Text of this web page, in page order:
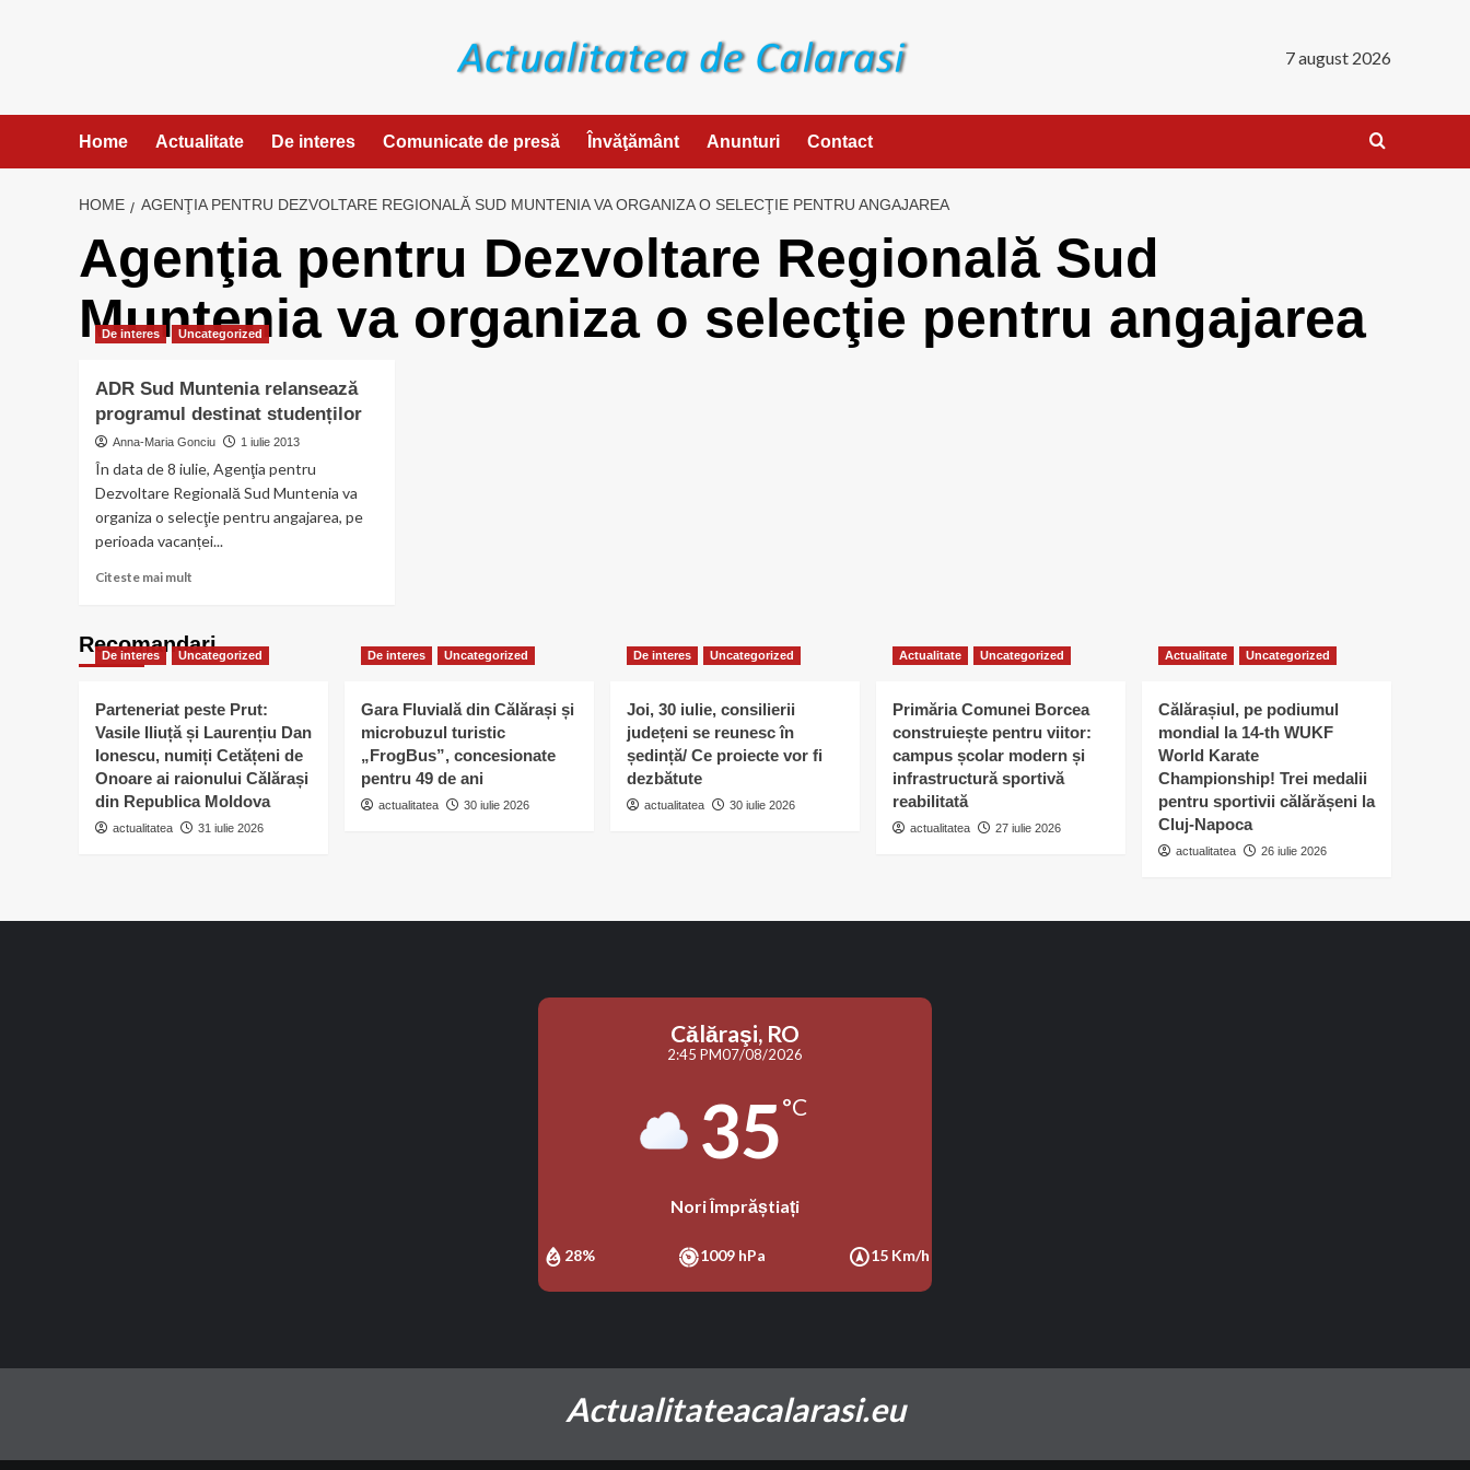
7 august 2026
Home Actualitate De interes Comunicate de presă Învăţământ Anunturi Contact
HOME AGENŢIA PENTRU DEZVOLTARE REGIONALĂ SUD MUNTENIA VA ORGANIZA O SELECŢIE PENTRU ANGAJAREA
Agenţia pentru Dezvoltare Regională Sud
Muntenia va organiza o selecţie pentru angajarea
De interes Uncategorized
ADR Sud Muntenia relansează
programul destinat studenților
Anna-Maria Gonciu 1 iulie 2013
În data de 8 iulie, Agenţia pentru
Dezvoltare Regională Sud Muntenia va
organiza o selecţie pentru angajarea, pe
perioada vacanței...
Citeste mai mult
ADR
Sud
programul
destinat
studenților
Recomandari
De interes Uncategorized
Parteneriat peste Prut:
Vasile Iliuță și Laurențiu Dan
Ionescu, numiți Cetățeni de
Onoare ai raionului Călărași
din Republica Moldova
actualitatea 31 iulie 2026
De interes Uncategorized
Gara Fluvială din Călărași și
microbuzul turistic
„FrogBus”, concesionate
pentru 49 de ani
actualitatea 30 iulie 2026
De interes Uncategorized
Joi, 30 iulie, consilierii
județeni se reunesc în
ședință/ Ce proiecte vor fi
dezbătute
actualitatea 30 iulie 2026
Actualitate Uncategorized
Primăria Comunei Borcea
construiește pentru viitor:
campus școlar modern și
infrastructură sportivă
reabilitată
actualitatea 27 iulie 2026
Actualitate Uncategorized
Călărașiul, pe podiumul
mondial la 14-th WUKF
World Karate
Championship! Trei medalii
pentru sportivii călărășeni la
Cluj-Napoca
actualitatea 26 iulie 2026
Călăraşi, RO
2:45 PM07/08/2026
35°C
Nori Împrăștiați
28% 1009 hPa 15 Km/h
Actualitateacalarasi.eu